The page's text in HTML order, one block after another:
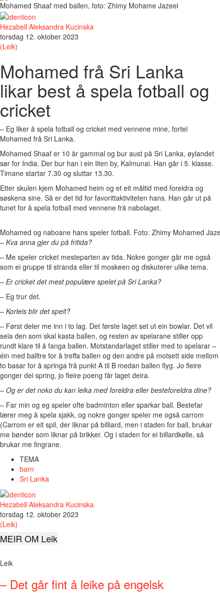
Mohamed Shaaf med ballen, foto: Zhimy Mohame Jazeel
Hezabell Aleksandra Kucinska
torsdag 12. oktober 2023
(Leik)
Mohamed frå Sri Lanka
likar best å spela fotball og
cricket
– Eg liker å spela fotball og cricket med vennene mine, fortel
Mohamed frå Sri Lanka.
Mohamed Shaaf er 10 år gammal og bur aust på Sri Lanka, øylandet
sør for India. Der bur han i ein liten by, Kalmunai. Han går i 5. klasse.
Timane startar 7.30 og sluttar 13.30.
Etter skulen kjem Mohamed heim og et eit måltid med foreldra og
søskena sine. Så er det tid for favorittaktiviteten hans. Han går ut på
tunet for å spela fotball med vennene frå nabolaget.
Mohamed og naboane hans speler fotball. Foto: Zhimy Mohamed
– Kva anna gjer du på fritida?
– Me speler cricket mesteparten av tida. Nokre gonger går me også
som ei gruppe til stranda eller til moskeen og diskuterer ulike tema.
– Er cricket det mest populære spelet på Sri Lanka?
– Eg trur det.
– Korleis blir det spelt?
– Først deler me inn i to lag. Det første laget set ut ein bowlar. Det vil
seia den som skal kasta ballen, og resten av spelarane stiller opp
rundt klare til å fanga ballen. Motstandarlaget stiller med to spelarar –
éin med balltre for å treffa ballen og den andre på motsett side mellom
to basar for å springa frå punkt A til B medan ballen flyg. Jo fleire
gonger dei spring, jo fleire poeng får laget deira.
– Og er det noko du kan leika med foreldra eller besteforeldra dine?
– Far min og eg speler ofte badminton eller sparkar ball. Bestefar
lærer meg å spela sjakk, og nokre gonger speler me også carrom
(Carrom er eit spil, der liknar på billiard, men i staden for ball, brukar
me bønder som liknar på brikker. Og i staden for ei billardkølle, så
brukar me fingrane.
TEMA
barn
Sri Lanka
Hezabell Aleksandra Kucinska
torsdag 12. oktober 2023
(Leik)
MEIR OM Leik
Leik
– Det går fint å leike på engelsk